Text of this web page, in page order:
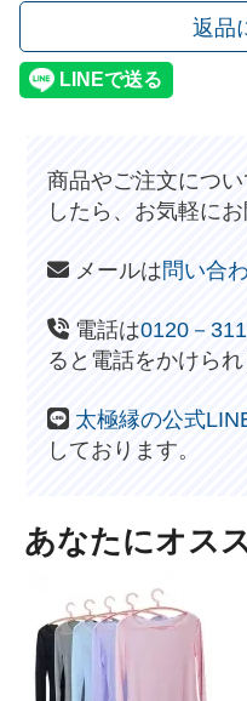
返品
商品やご注文につ
したら、お気軽に
メールは問い合
電話は0120－
ると電話をかけられ
太極縁の公式
しております。
あなたにオス